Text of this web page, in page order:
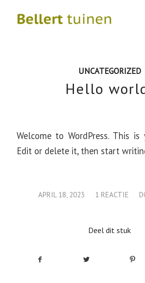
UNCATEGORIZED
Hello
Welcome to WordPress. This
Edit or delete it, then start
APRIL 18, 2023
/ 1 REACTIE
/
Deel dit stuk